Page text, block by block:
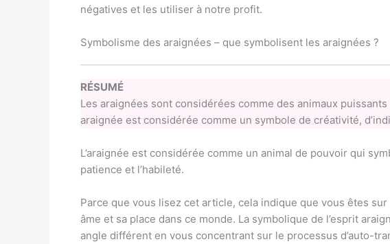
négatives et les utiliser à notre profit.
Symbolisme des araignées – que symbolisent les araignées ?
RÉSUMÉ
Les araignées sont considérées comme des animaux
araignée est considérée comme un symbole de créativité,
L’araignée est considérée comme un animal de pouvoir qui
patience et l’habileté.
Parce que vous lisez cet article, cela indique que vous êtes
âme et sa place dans ce monde. La symbolique de l’esprit
angle différent en vous concentrant sur le processus d’auto-